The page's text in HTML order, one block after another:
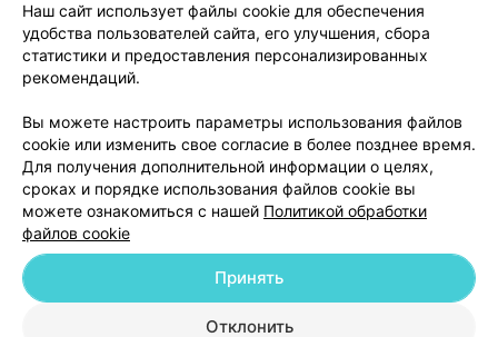
Пользовательское соглашение
Способы оплаты
Вакансии
Партнеры
Написать руководителю 103.by
Персональные настройки cookie
Обработка персональных данных
© 2026 ООО «Артокс Лаб», УНП 191700409| 220012, Республика Беларусь,
Наш сайт использует файлы cookie для обеспечения
удобства пользователей сайта, его улучшения, сбора
статистики и предоставления персонализированных
рекомендаций.
Вы можете настроить параметры использования файлов
cookie или изменить свое согласие в более позднее время.
Для получения дополнительной информации о целях,
сроках и порядке использования файлов cookie вы
можете ознакомиться с нашей Политикой обработки
файлов cookie
Отклонить
Принять